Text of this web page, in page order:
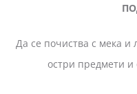
Да се почиства с мека и
остри предмети